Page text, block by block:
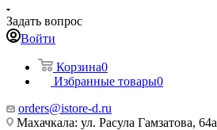
Задать вопрос
Войти
Корзина0
Избранные товары0
orders@istore-d.ru
Махачкала: ул. Расула Гамзатова, 64а